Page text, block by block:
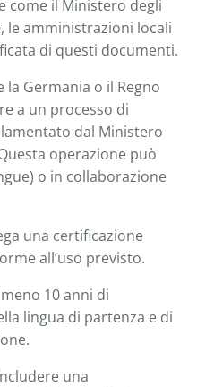
come il Ministero degli
le amministrazioni locali
di questi documenti.
Germania o il Regno
a un processo di
dal Ministero
operazione può
o in collaborazione
una certificazione
all’uso previsto.
10 anni di
lingua di partenza e di
una